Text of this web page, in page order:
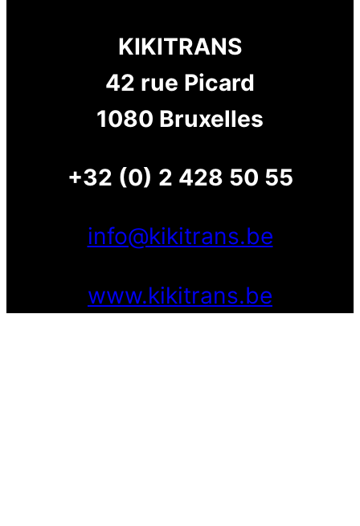
KIKITRANS
42 rue Picard
1080 Bruxelles
+32 (0) 2 428 50 55
info@kikitrans.be
www.kikitrans.be